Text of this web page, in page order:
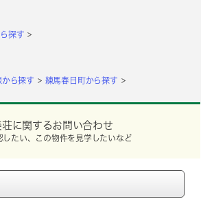
探す
ら探す 練馬春日町から探す
荘に関するお問い合わせ
したい、この物件を見学したいなど